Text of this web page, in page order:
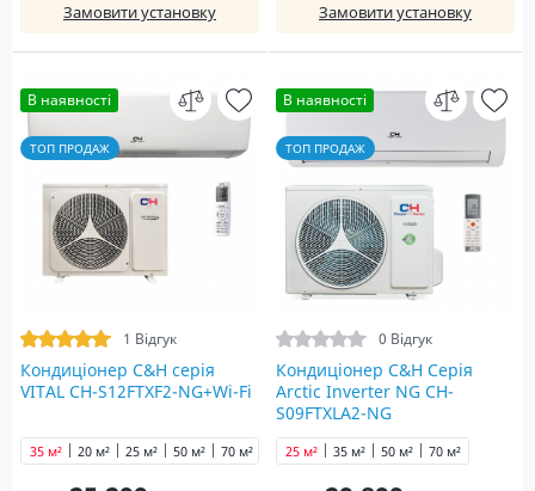
Замовити установку Замовити установку
В наявності
ТОП ПРОДАЖ
1 Відгук
Кондиціонер C&H cерія
VITAL CH-S12FTXF2-NG+Wi-Fi
20 м² 25 м²
35 м² 50 м² 70 м²
В наявності
ТОП ПРОДАЖ
0 Відгук
Кондиціонер C&H Серія
Arctic Inverter NG CH-
S09FTXLA2-NG
25 м² 35 м² 50 м² 70 м²